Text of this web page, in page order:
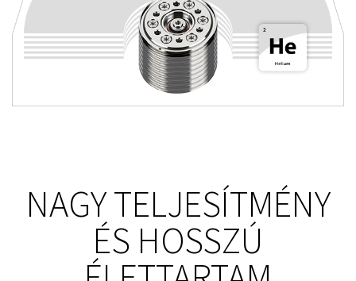
NAGY TELJESÍTMÉNY
ÉS HOSSZÚ